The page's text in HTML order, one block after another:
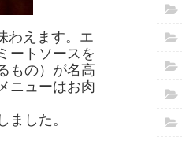
わえます。エ
ートソースを
もの）が名高
ニューはお肉
した。